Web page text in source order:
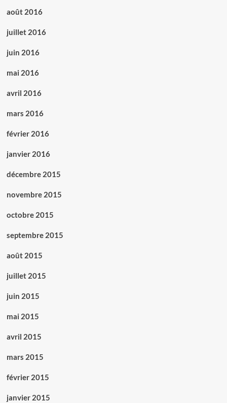
août 2016
juillet 2016
juin 2016
mai 2016
avril 2016
mars 2016
février 2016
janvier 2016
décembre 2015
novembre 2015
octobre 2015
septembre 2015
août 2015
juillet 2015
juin 2015
mai 2015
avril 2015
mars 2015
février 2015
janvier 2015